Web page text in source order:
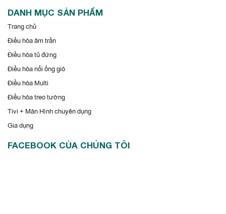
DANH MỤC SẢN PHẨM
Trang chủ
Điều hòa âm trần
Điều hòa tủ đứng
Điều hòa nối ống gió
Điều hòa Multi
Điều hòa treo tường
Tivi + Màn Hình chuyên dụng
Gia dụng
FACEBOOK CỦA CHÚNG TÔI